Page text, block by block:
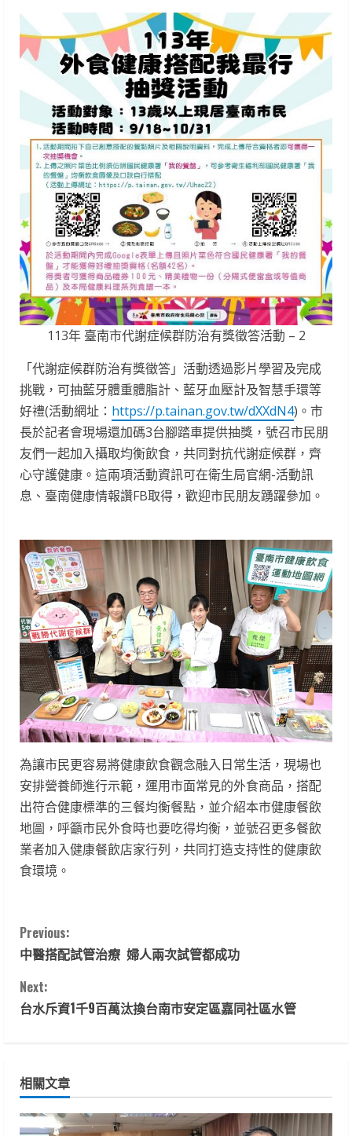
113年 臺南市代謝症候群防治有獎徵答活動 – 2
「代謝症候群防治有獎徵答」活動透過影片學習及完成
挑戰，可抽藍牙體重體脂計、藍牙血壓計及智慧手環等
好禮(活動網址： https://p.tainan.gov.tw/dXXdN4)。市
長於記者會現場還加碼3台腳踏車提供抽獎，號召市民朋
友們一起加入攝取均衡飲食，共同對抗代謝症候群，齊
心守護健康。這兩項活動資訊可在衛生局官網-活動訊
息、臺南健康情報讚FB取得，歡迎市民朋友踴躍參加。
為讓市民更容易將健康飲食觀念融入日常生活，現場也
安排營養師進行示範，運用市面常見的外食商品，搭配
出符合健康標準的三餐均衡餐點，並介紹本市健康餐飲
地圖，呼籲市民外食時也要吃得均衡，並號召更多餐飲
業者加入健康餐飲店家行列，共同打造支持性的健康飲
食環境。
C
o
n
i
n
Previous:
中醫搭配試管治療 婦人兩次試管都成功
Next:
台水斥資1千9百萬汰換台南市安定區嘉同社區水管
相關文章